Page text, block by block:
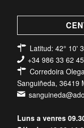
Latitud: 42° 10'
+34 986 33 62 45
Corredoira
Sanguiñeda, 36419
Luns a venres